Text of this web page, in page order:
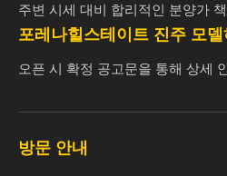
주변 시세 대비 합리적인 분양가
포레나힐스테이트 진주 모
오픈 시 확정 공고문을 통해 상세
방문 안내